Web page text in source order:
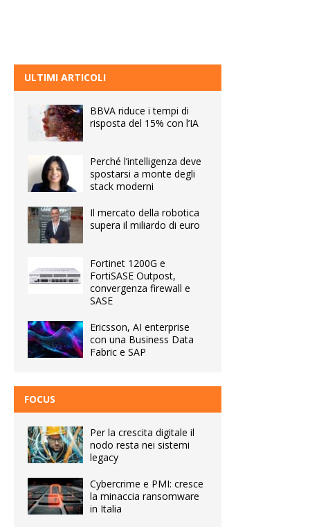
ULTIMI ARTICOLI
BBVA riduce i tempi di
risposta del 15% con l’IA
Perché l’intelligenza deve
spostarsi a monte degli
stack moderni
Il mercato della robotica
supera il miliardo di euro
Fortinet 1200G e
FortiSASE Outpost,
convergenza firewall e
SASE
Ericsson, AI enterprise
con una Business Data
Fabric e SAP
FOCUS
Per la crescita digitale il
nodo resta nei sistemi
legacy
Cybercrime e PMI: cresce
la minaccia ransomware
in Italia